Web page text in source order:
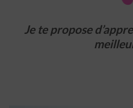
Je te propose